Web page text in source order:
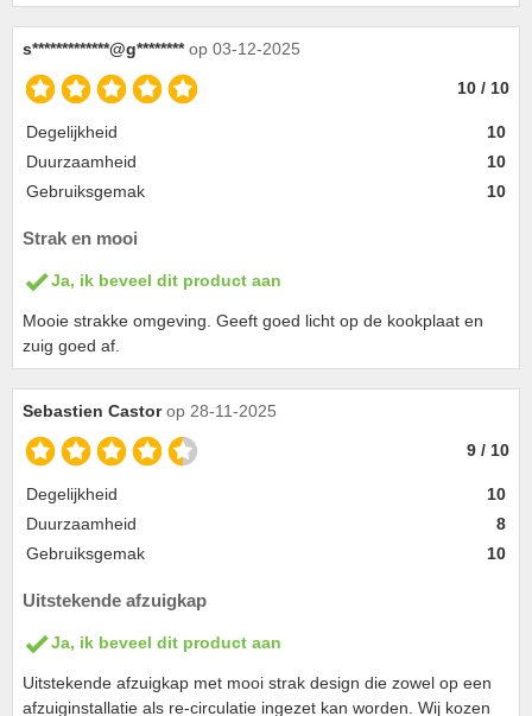
s*************@g******** op 03-12-2025
10 / 10
Degelijkheid
10
Duurzaamheid
10
Gebruiksgemak
10
Strak en mooi
Ja, ik beveel dit product aan
Mooie strakke omgeving. Geeft goed licht op de kookplaat en
zuig goed af.
Sebastien Castor op 28-11-2025
9 / 10
Degelijkheid
10
Duurzaamheid
8
Gebruiksgemak
10
Uitstekende afzuigkap
Ja, ik beveel dit product aan
Uitstekende afzuigkap met mooi strak design die zowel op een
afzuiginstallatie als re-circulatie ingezet kan worden. Wij kozen